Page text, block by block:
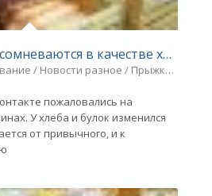
в качестве хлеба в
/ Новости разное / Прыжки в воду
пожаловались на
У хлеба и булок изменился
от привычного, и к